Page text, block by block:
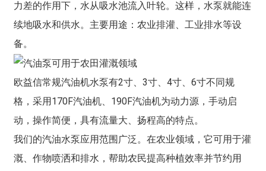
力差的作用下，水从吸水池流入叶轮。这样，水泵就能连
续地吸水和供水。主要用途：农业排灌、工业排水等设
备。
欧益信常规汽油机水泵有2寸、3寸、4寸、6寸不同规
格，采用170F汽油机、190F汽油机为动力源，手动启
动，操作简便，具有流量大、扬程高的特点。
我们的汽油水泵应用范围广泛。在农业领域，它可用于灌
溉、作物喷洒和排水，帮助农民提高种植效率并节约用